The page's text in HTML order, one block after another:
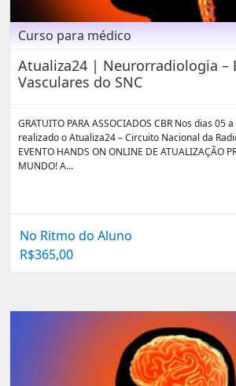
Curso para médico
Atualiza24 | Neurorradiologia –
Vasculares do SNC
GRATUITO PARA ASSOCIADOS CBR Nos dias 05
realizado o Atualiza24 – Circuito Nacional da
EVENTO HANDS ON ONLINE DE ATUALIZAÇÃO
MUNDO! A...
No Ritmo do Aluno
R$365,00